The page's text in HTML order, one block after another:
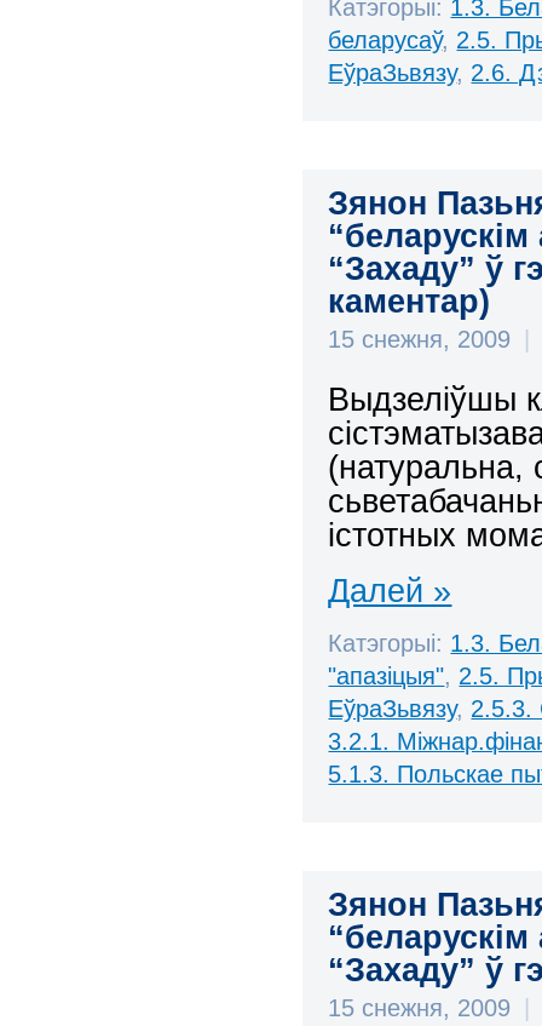
Катэгорыі: 1.3.
беларусаў, 2.5.
ЕўраЗьвязу, 2.6.
Зянон
“Захаду” ў
каментар)
15 снежня, 2009
Выдзеліўшы
(натуральна,
істотных
Далей »
Катэгорыі: 1.3.
"апазіцыя", 2.5.
ЕўраЗьвязу, 2.5.3.
3.2.1.
5.1.3. Польскае
Зянон
“Захаду” ў
15 снежня, 2009 |